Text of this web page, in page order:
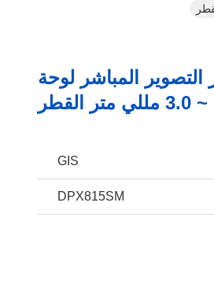
التصوير المباشر لوحة
GIS
DPX815SM